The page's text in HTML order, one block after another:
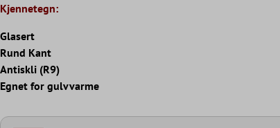
Kjennetegn:
Glasert
Rund Kant
Antiskli (R9)
Egnet for gulvvarme